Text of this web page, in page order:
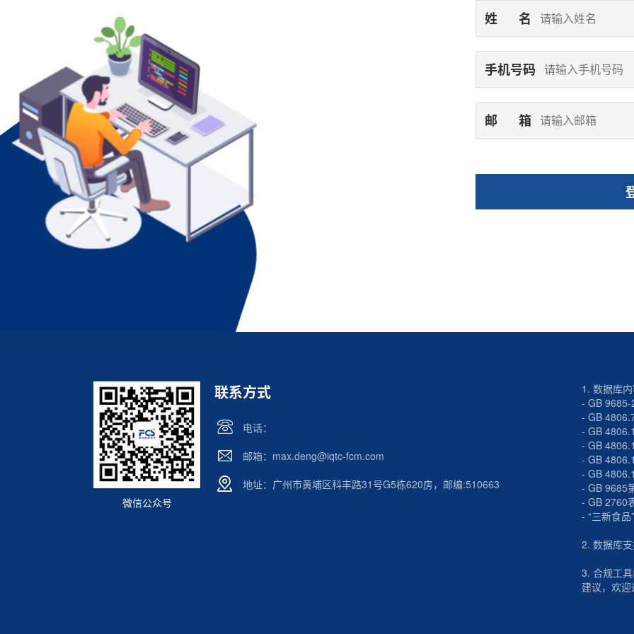
姓 名
手机号码
邮 箱
微信公众号
联系方式
电话：
邮箱：max.deng@iqtc-fcm.com
地址：广州市黄埔区科丰路31号G5栋620房，邮编:510663
1. 数据库
- GB 9685-
- GB
- GB
- GB
- GB
- GB
- GB 9685
- GB 2760
- “三新食
2. 数据库
3. 合规工
建议，欢